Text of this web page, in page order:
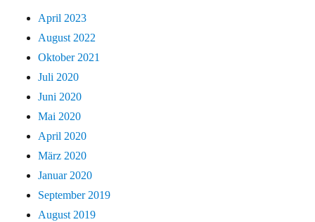
April 2023
August 2022
Oktober 2021
Juli 2020
Juni 2020
Mai 2020
April 2020
März 2020
Januar 2020
September 2019
August 2019